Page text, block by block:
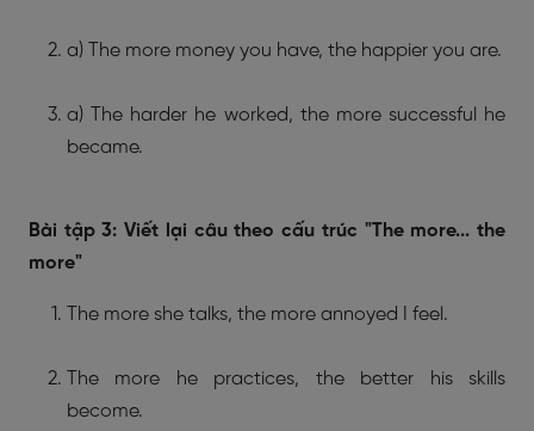
a) The more money you have, the happier you are.
a) The harder he worked, the more successful he
became.
Bài tập 3: Viết lại câu theo cấu trúc "The more... the
more"
The more she talks, the more annoyed I feel.
The more he practices, the better his skills
become.